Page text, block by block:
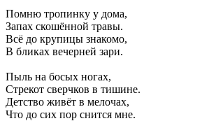
Помню тропинку у дома,
Запах скошённой травы.
Всё до крупицы знакомо,
В бликах вечерней зари.
Пыль на босых ногах,
Стрекот сверчков в тишине.
Детство живёт в мелочах,
Что до сих пор снится мне.